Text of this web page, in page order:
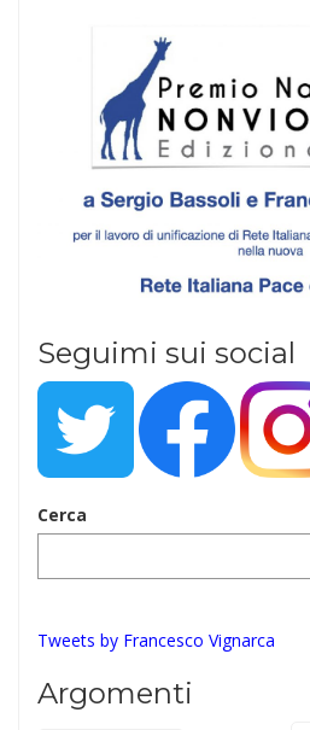
Seguimi sui social
Cerca
Tweets by Francesco Vignarca
Argomenti